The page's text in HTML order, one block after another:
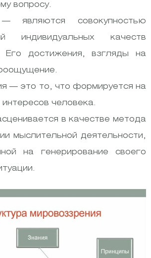
вопросу.
являются совокупностью
индивидуальных качеств
Его достижения, взгляды на
— это то, что формируется на
интересов человека.
в качестве метода
мыслительной деятельности,
на генерирование своего